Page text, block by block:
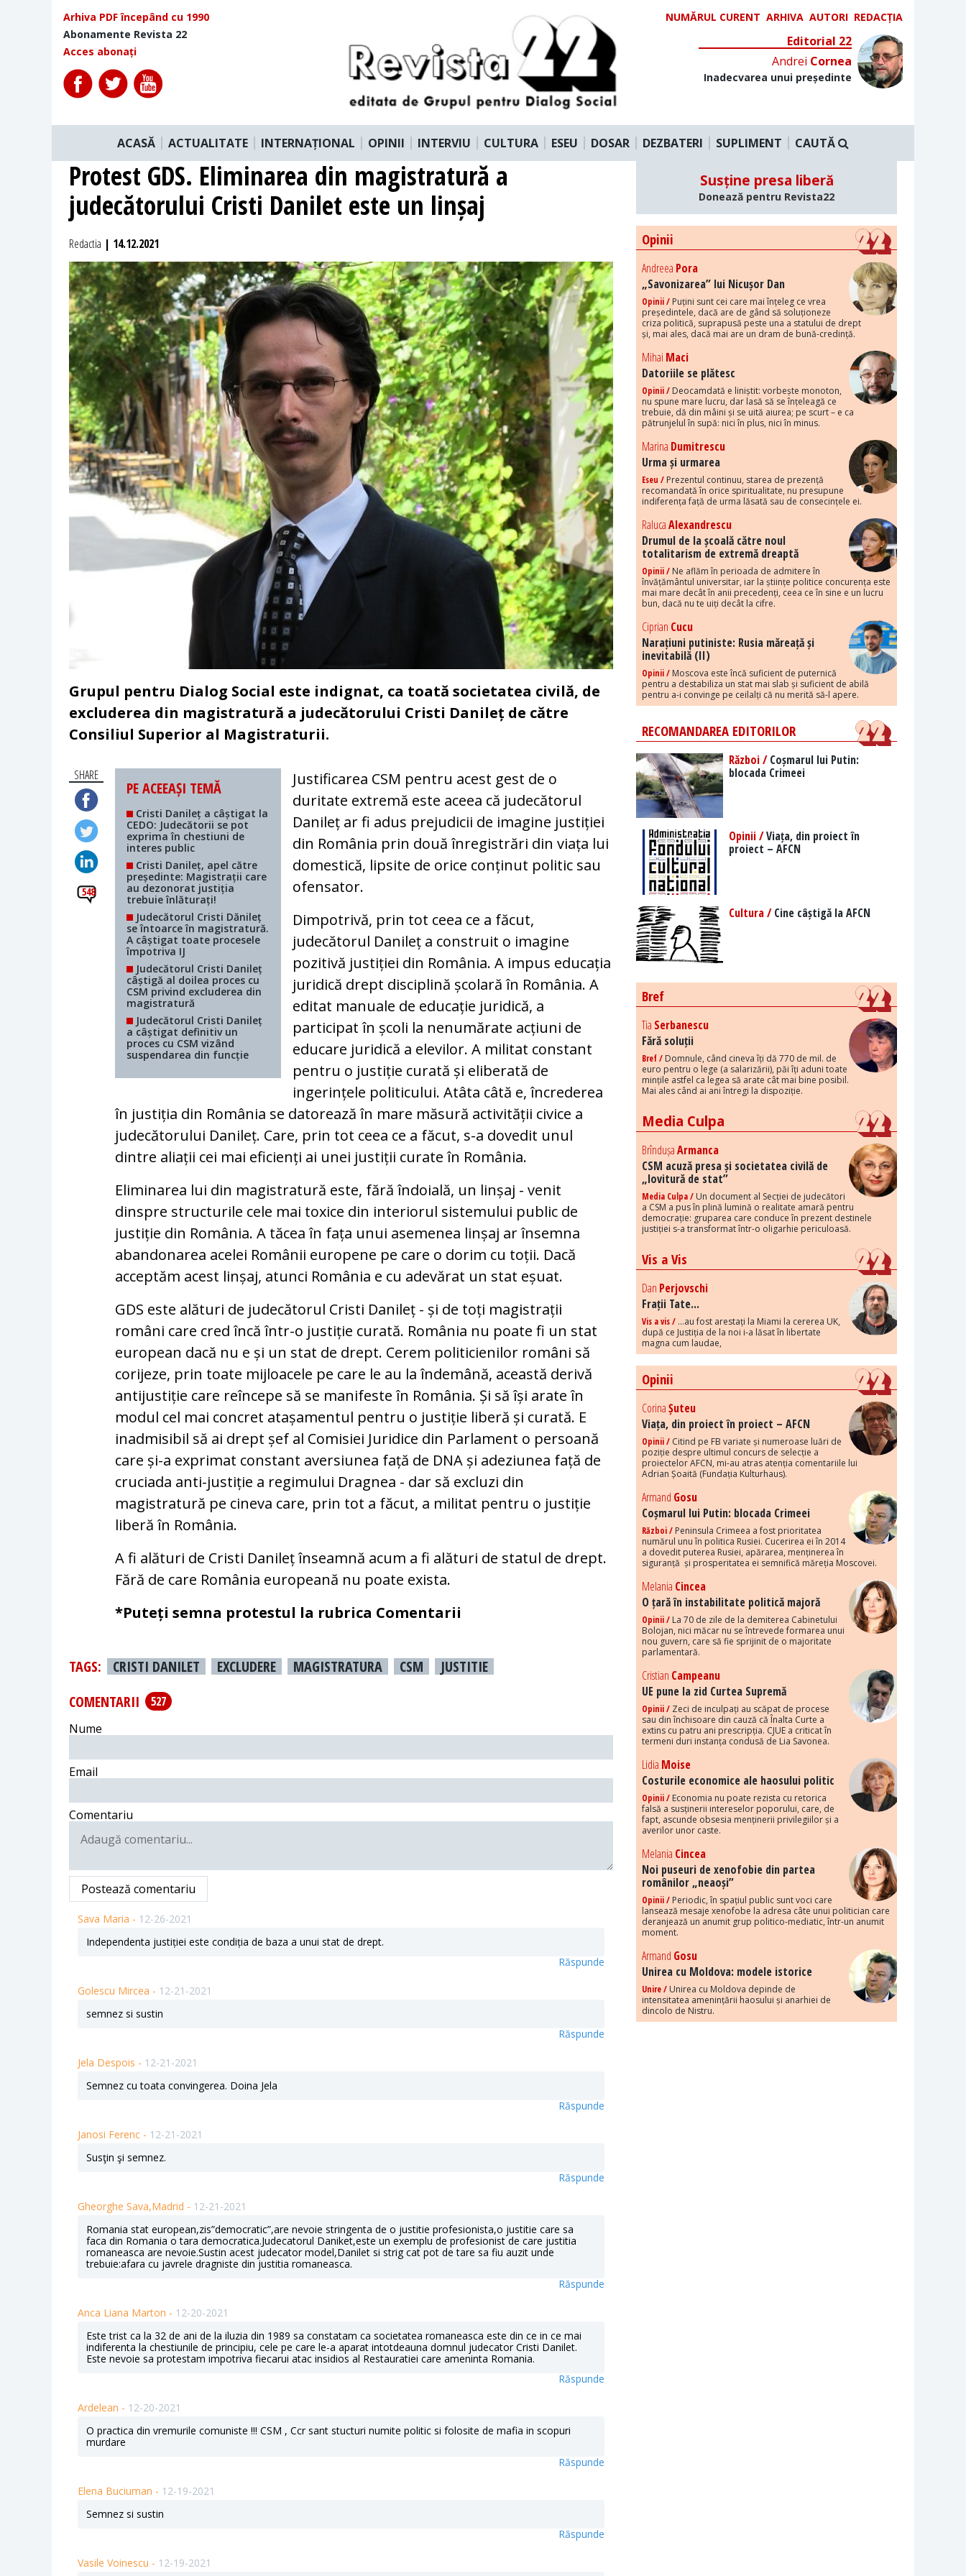
Arhiva PDF începând cu 1990
Abonamente Revista 22
Acces abonați
NUMĂRUL CURENT ARHIVA AUTORI REDACȚIA
Editorial 22
Andrei Cornea
Inadecvarea unui președinte
ACASĂ ACTUALITATE INTERNAȚIONAL OPINII INTERVIU CULTURA ESEU DOSAR DEZBATERI SUPLIMENT CAUTĂ
Protest GDS. Eliminarea din magistratură a
judecătorului Cristi Danilet este un linșaj
Redactia | 14.12.2021
Grupul pentru Dialog Social este indignat, ca toată societatea civilă, de
excluderea din magistratură a judecătorului Cristi Danileț de către
Consiliul Superior al Magistraturii.
SHARE
548
PE ACEEAȘI TEMĂ
Cristi Danileț a câștigat la
CEDO: Judecătorii se pot
exprima în chestiuni de
interes public
Cristi Danileț, apel către
președinte: Magistrații care
au dezonorat justiția
trebuie înlăturați!
Judecătorul Cristi Dănileț
se întoarce în magistratură.
A câștigat toate procesele
împotriva IJ
Judecătorul Cristi Danileț
câștigă al doilea proces cu
CSM privind excluderea din
magistratură
Judecătorul Cristi Danileț
a câștigat definitiv un
proces cu CSM vizând
suspendarea din funcție
Justificarea CSM pentru acest gest de o
duritate extremă este aceea că judecătorul
Danileț ar fi adus prejudicii de imagine justiției
din România prin două înregistrări din viața lui
domestică, lipsite de orice conținut politic sau
ofensator.
Dimpotrivă, prin tot ceea ce a făcut,
judecătorul Danileț a construit o imagine
pozitivă justiției din România. A impus educația
juridică drept disciplină școlară în România. A
editat manuale de educație juridică, a
participat în școli la nenumărate acțiuni de
educare juridică a elevilor. A militat constant
pentru o justiție curată și eliberată de
ingerințele politicului. Atâta câtă e, încrederea
în justiția din România se datorează în mare măsură activității civice a
judecătorului Danileț. Care, prin tot ceea ce a făcut, s-a dovedit unul
dintre aliații cei mai eficienți ai unei justiții curate în România.
Eliminarea lui din magistratură este, fără îndoială, un linșaj - venit
dinspre structurile cele mai toxice din interiorul sistemului public de
justiție din România. A tăcea în fața unui asemenea linșaj ar însemna
abandonarea acelei Românii europene pe care o dorim cu toții. Dacă
acceptăm acest linșaj, atunci România e cu adevărat un stat eșuat.
GDS este alături de judecătorul Cristi Danileț - și de toți magistrații
români care cred încă într-o justiție curată. România nu poate fi un stat
european dacă nu e și un stat de drept. Cerem politicienilor români să
corijeze, prin toate mijloacele pe care le au la îndemână, această derivă
antijustiție care reîncepe să se manifeste în România. Și să își arate în
modul cel mai concret atașamentul pentru o justiție liberă și curată. E
inadmisibil să ai drept șef al Comisiei Juridice din Parlament o persoană
care și-a exprimat constant aversiunea față de DNA și adeziunea față de
cruciada anti-justiție a regimului Dragnea - dar să excluzi din
magistratură pe cineva care, prin tot a făcut, a militat pentru o justiție
liberă în România.
A fi alături de Cristi Danileț înseamnă acum a fi alături de statul de drept.
Fără de care România europeană nu poate exista.
*Puteți semna protestul la rubrica Comentarii
TAGS: CRISTI DANILET EXCLUDERE MAGISTRATURA CSM
JUSTITIE
COMENTARII
527
Nume
Email
Comentariu
Postează comentariu
Sava Maria - 12-26-2021
Independenta justiției este condiția de baza a unui stat de drept.
Răspunde
Golescu Mircea - 12-21-2021
semnez si sustin
Răspunde
Jela Despois - 12-21-2021
Semnez cu toata convingerea. Doina Jela
Răspunde
Janosi Ferenc - 12-21-2021
Susţin şi semnez.
Răspunde
Gheorghe Sava,Madrid - 12-21-2021
Romania stat european,zis”democratic”,are nevoie stringenta de o justitie profesionista,o justitie care sa
faca din Romania o tara democratica.Judecatorul Daniket,este un exemplu de profesionist de care justitia
romaneasca are nevoie.Sustin acest judecator model,Danilet si strig cat pot de tare sa fiu auzit unde
trebuie:afara cu javrele dragniste din justitia romaneasca.
Răspunde
Anca Liana Marton - 12-20-2021
Este trist ca la 32 de ani de la iluzia din 1989 sa constatam ca societatea romaneasca este din ce in ce mai
indiferenta la chestiunile de principiu, cele pe care le-a aparat intotdeauna domnul judecator Cristi Danilet.
Este nevoie sa protestam impotriva fiecarui atac insidios al Restauratiei care ameninta Romania.
Răspunde
Ardelean - 12-20-2021
O practica din vremurile comuniste !!! CSM , Ccr sant stucturi numite politic si folosite de mafia in scopuri
murdare
Răspunde
Elena Buciuman - 12-19-2021
Semnez si sustin
Răspunde
Vasile Voinescu - 12-19-2021
Susține presa liberă
Donează pentru Revista22
Opinii
Andreea Pora
„Savonizarea” lui Nicușor Dan
Opinii / Puțini sunt cei care mai înțeleg ce vrea
președintele, dacă are de gând să soluționeze
criza politică, suprapusă peste una a statului de drept
și, mai ales, dacă mai are un dram de bună-credință.
Mihai Maci
Datoriile se plătesc
Opinii / Deocamdată e liniștit: vorbește monoton,
nu spune mare lucru, dar lasă să se înțeleagă ce
trebuie, dă din mâini și se uită aiurea; pe scurt – e ca
pătrunjelul în supă: nici în plus, nici în minus.
Marina Dumitrescu
Urma și urmarea
Eseu / Prezentul continuu, starea de prezență
recomandată în orice spiritualitate, nu presupune
indiferența față de urma lăsată sau de consecințele ei.
RalucaAlexandrescu
Drumul de la școală către noul
totalitarism de extremă dreaptă
Opinii / Ne aflăm în perioada de admitere în
învățământul universitar, iar la științe politice concurența este
mai mare decât în anii precedenți, ceea ce în sine e un lucru
bun, dacă nu te uiți decât la cifre.
Ciprian Cucu
Narațiuni putiniste: Rusia măreață și
inevitabilă (II)
Opinii / Moscova este încă suficient de puternică
pentru a destabiliza un stat mai slab și suficient de abilă
pentru a-i convinge pe ceilalți că nu merită să-l apere.
RECOMANDAREA EDITORILOR
Război /Coșmarul lui Putin:
blocada Crimeei
Opinii /Viața, din proiect în
proiect – AFCN
Cultura /Cine câștigă la AFCN
Bref
Tia Serbanescu
Fără soluții
Bref / Domnule, când cineva îți dă 770 de mil. de
euro pentru o lege (a salarizării), păi îți aduni toate
mințile astfel ca legea să arate cât mai bine posibil.
Mai ales când ai ani întregi la dispoziție.
Media Culpa
BrîndușaArmanca
CSM acuză presa și societatea civilă de
„lovitură de stat”
Media Culpa / Un document al Secției de judecători
a CSM a pus în plină lumină o realitate amară pentru
democrație: gruparea care conduce în prezent destinele
justiției s-a transformat într-o oligarhie periculoasă.
Vis a Vis
Dan Perjovschi
Frații Tate...
Vis a vis / ...au fost arestați la Miami la cererea UK,
după ce Justiția de la noi i-a lăsat în libertate
magna cum laudae,
Opinii
CorinaȘuteu
Viața, din proiect în proiect – AFCN
Opinii / Citind pe FB variate și numeroase luări de
poziție despre ultimul concurs de selecție a
proiectelor AFCN, mi-au atras atenția comentariile lui
Adrian Șoaită (Fundația Kulturhaus).
Armand Gosu
Coșmarul lui Putin: blocada Crimeei
Război / Peninsula Crimeea a fost prioritatea
numărul unu în politica Rusiei. Cucerirea ei în 2014
a dovedit puterea Rusiei, apărarea, menținerea în
siguranță și prosperitatea ei semnifică măreția Moscovei.
Melania Cincea
O țară în instabilitate politică majoră
Opinii / La 70 de zile de la demiterea Cabinetului
Bolojan, nici măcar nu se întrevede formarea unui
nou guvern, care să fie sprijinit de o majoritate
parlamentară.
Cristian Campeanu
UE pune la zid Curtea Supremă
Opinii / Zeci de inculpați au scăpat de procese
sau din închisoare din cauză că Înalta Curte a
extins cu patru ani prescripția. CJUE a criticat în
termeni duri instanța condusă de Lia Savonea.
Lidia Moise
Costurile economice ale haosului politic
Opinii / Economia nu poate rezista cu retorica
falsă a susținerii intereselor poporului, care, de
fapt, ascunde obsesia menținerii privilegiilor și a
averilor unor caste.
Melania Cincea
Noi puseuri de xenofobie din partea
românilor „neaoși”
Opinii / Periodic, în spațiul public sunt voci care
lansează mesaje xenofobe la adresa câte unui politician care
deranjează un anumit grup politico-mediatic, într-un anumit
moment.
Armand Gosu
Unirea cu Moldova: modele istorice
Unire / Unirea cu Moldova depinde de
intensitatea amenințării haosului și anarhiei de
dincolo de Nistru.